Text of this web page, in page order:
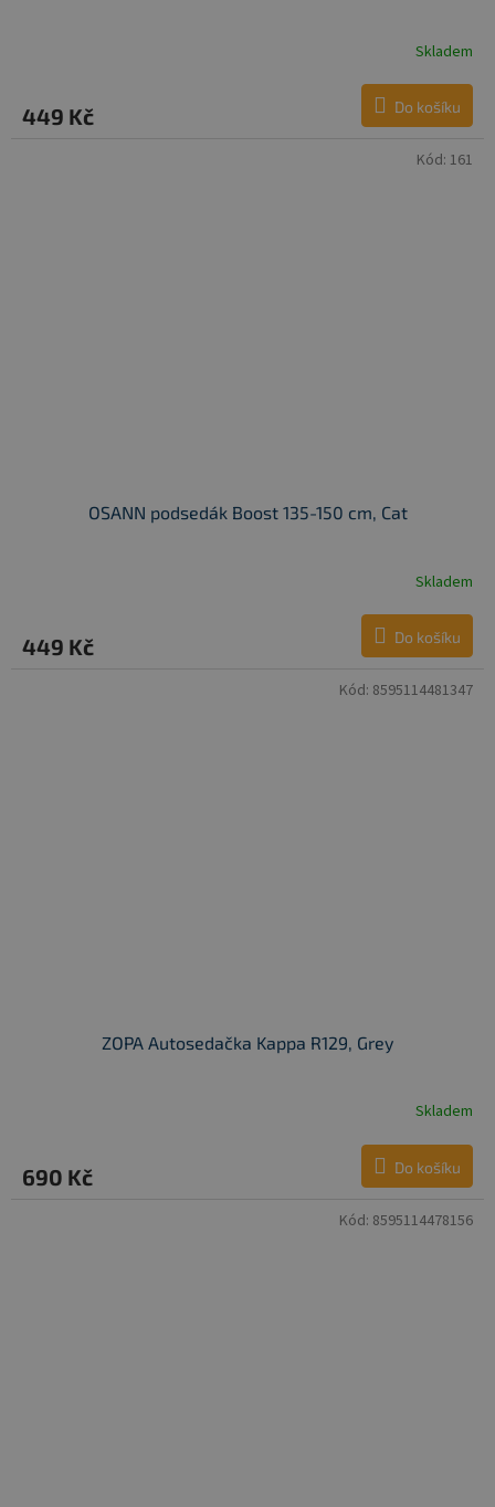
Skladem
449 Kč Do košíku
OSANN podsedák Boost 135-150 cm, Cat
Skladem
449 Kč Do košíku
Kód: 161
ZOPA Autosedačka Kappa R129, Grey
Skladem
690 Kč Do košíku
Kód: 8595114481347
Kód: 8595114478156